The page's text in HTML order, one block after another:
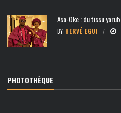
Aso-Oke : du tissu
BY HERVÉ EGUI
PHOTOTHÈQUE